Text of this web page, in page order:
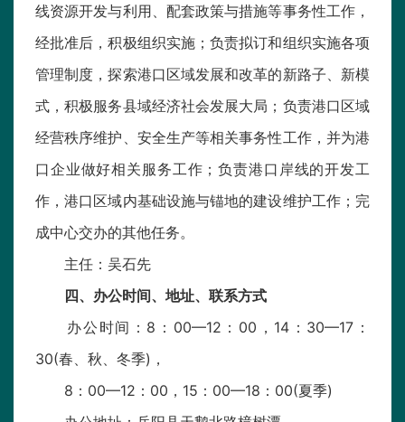
线资源开发与利用、配套政策与措施等事务性工作，
经批准后，积极组织实施；负责拟订和组织实施各项
管理制度，探索港口区域发展和改革的新路子、新模
式，积极服务县域经济社会发展大局；负责港口区域
经营秩序维护、安全生产等相关事务性工作，并为港
口企业做好相关服务工作；负责港口岸线的开发工
作，港口区域内基础设施与锚地的建设维护工作；完
成中心交办的其他任务。
主任：吴石先
四、办公时间、地址、联系方式
办公时间：8：00—12：00，14：30—17：
30(春、秋、冬季)，
8：00—12：00，15：00—18：00(夏季)